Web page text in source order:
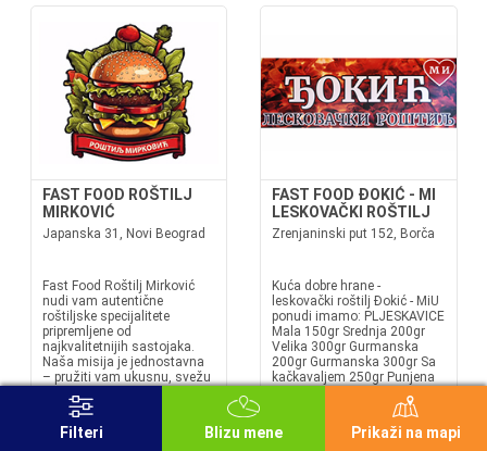
FAST FOOD ROŠTILJ
MIRKOVIĆ
Japanska 31, Novi Beograd
Fast Food Roštilj Mirković
nudi vam autentične
roštiljske specijalitete
pripremljene od
najkvalitetnijih sastojaka.
Naša misija je jednostavna
– pružiti vam ukusnu, svežu
hranu u prijatnom ambijentu,
uz ljubaznu uslugu. Naša
ponuda: - Ćevapi – Sočni i
savršeno začinjeni, servirani
FAST FOOD ĐOKIĆ - MI
LESKOVAČKI ROŠTILJ
Zrenjaninski put 152, Borča
Kuća dobre hrane -
leskovački roštilj Đokić - MiU
ponudi imamo: PLJESKAVICE
Mala 150gr Srednja 200gr
Velika 300gr Gurmanska
200gr Gurmanska 300gr Sa
kačkavaljem 250gr Punjena
300gr Leskovačka 250gr
Ćevapi 5 kom 150gr Ćevapi
10 kom 300gr...
Filteri Blizu mene Prikaži na mapi